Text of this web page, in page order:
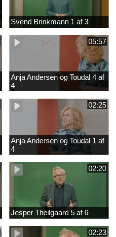
Svend Brinkmann 1 af 3
05:57
Anja Andersen og Toudal 4 af
4
02:25
Anja Andersen og Toudal 1 af
4
02:20
Jesper Theilgaard 5 af 6
02:23